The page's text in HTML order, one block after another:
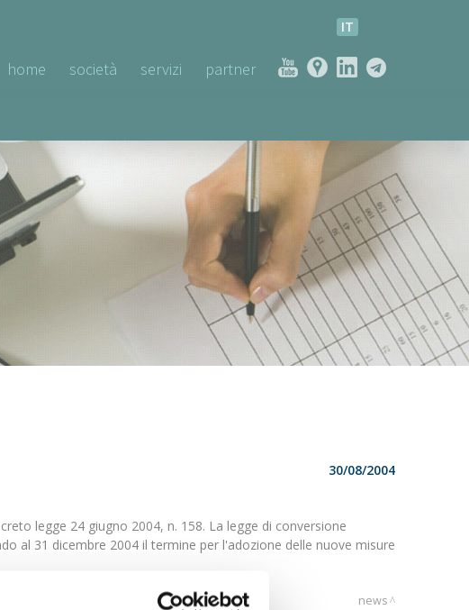
IT
home società servizi partner
30/08/2004
legge 24 giugno 2004, n. 158. La legge di conversione
al 31 dicembre 2004 il termine per l'adozione delle nuove misure
news